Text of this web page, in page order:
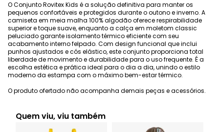
O Conjunto Rovitex Kids é a solução definitiva para manter os
pequenos confortáveis e protegidos durante o outono e inverno. A
camiseta em meia malha 100% algodão oferece respirabilidade
superior e toque suave, enquanto a calça em moletom classic
peluciado garante isolamento térmico eficiente com seu
acabamento interno felpado. Com design funcional que inclui
punhos ajustados e cós elástico, este conjunto proporciona total
liberdade de movimento e durabilidade para o uso frequente. É a
escolha estética e prática ideal para o dia a dia, unindo o estilo
moderno da estampa com o máximo bem-estar térmico.
O produto ofertado não acompanha demais peças e acessórios.
Quem viu, viu também